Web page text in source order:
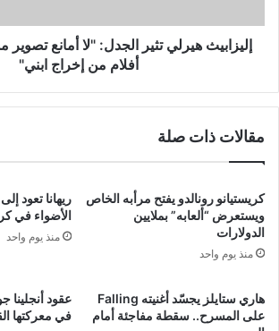
جنسية
فيإليزابيث هيرلي تثير الجدل: "لا أمانع
أفلام من إخراج ابني"
مقالات ذات صلة
كريستيانو رونالدو يفتح مرأبه الخاص
ويستعرض “ألعابه” بملايين
الدولارات
منذ يوم واحد
ريهانا تعود
الأضواء في
منذ يوم واحد
هاري ستايلز يجسّد أغنيته Falling
على المسرح.. سقطة مفاجئة أمام
عقود أنجلينا
في معركتها